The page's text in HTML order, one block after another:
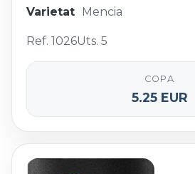
Varietat Mencia
Ref. 1026Uts. 5
COPA
5.25 EUR